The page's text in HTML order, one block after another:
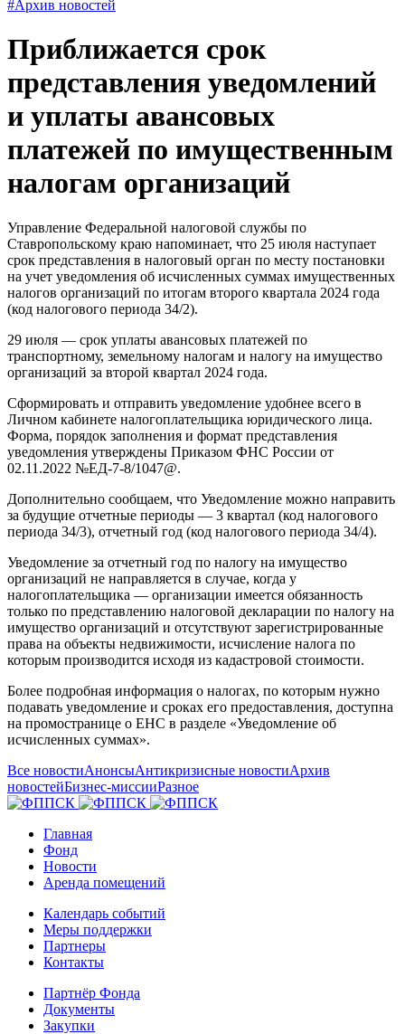
#Архив новостей
Приближается срок
представления уведомлений
и уплаты авансовых
платежей по имущественным
налогам организаций
Управление Федеральной налоговой службы по
Ставропольскому краю напоминает, что 25 июля наступает
срок представления в налоговый орган по месту постановки
на учет уведомления об исчисленных суммах имущественных
налогов организаций по итогам второго квартала 2024 года
(код налогового периода 34/2).
29 июля — срок уплаты авансовых платежей по
транспортному, земельному налогам и налогу на имущество
организаций за второй квартал 2024 года.
Сформировать и отправить уведомление удобнее всего в
Личном кабинете налогоплательщика юридического лица.
Форма, порядок заполнения и формат представления
уведомления утверждены Приказом ФНС России от
02.11.2022 №ЕД-7-8/1047@.
Дополнительно сообщаем, что Уведомление можно направить
за будущие отчетные периоды — 3 квартал (код налогового
периода 34/3), отчетный год (код налогового периода 34/4).
Уведомление за отчетный год по налогу на имущество
организаций не направляется в случае, когда у
налогоплательщика — организации имеется обязанность
только по представлению налоговой декларации по налогу на
имущество организаций и отсутствуют зарегистрированные
права на объекты недвижимости, исчисление налога по
которым производится исходя из кадастровой стоимости.
Более подробная информация о налогах, по которым нужно
подавать уведомление и сроках его предоставления, доступна
на промостранице о ЕНС в разделе «Уведомление об
исчисленных суммах».
Все новостиАнонсыАнтикризисные новостиАрхив
новостейБизнес-миссииРазное
Главная
Фонд
Новости
Аренда помещений
Календарь событий
Меры поддержки
Партнеры
Контакты
Партнёр Фонда
Документы
Закупки